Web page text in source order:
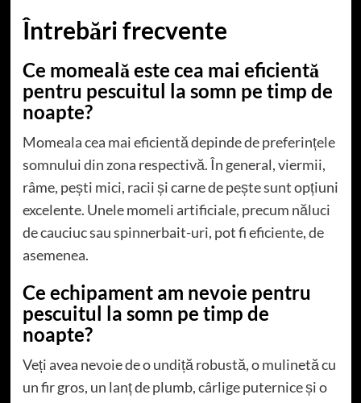
Întrebări frecvente
Ce momeală este cea mai eficientă
pentru pescuitul la somn pe timp de
noapte?
Momeala cea mai eficientă depinde de preferințele
somnului din zona respectivă. În general, viermii,
râme, pești mici, racii și carne de pește sunt opțiuni
excelente. Unele momeli artificiale, precum năluci
de cauciuc sau spinnerbait-uri, pot fi eficiente, de
asemenea.
Ce echipament am nevoie pentru
pescuitul la somn pe timp de
noapte?
Veți avea nevoie de o undiță robustă, o mulinetă cu
un fir gros, un lanț de plumb, cârlige puternice și o